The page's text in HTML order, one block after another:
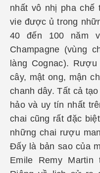
nhất vô nhị pha chế
vie được ủ trong
40 đến 100 năm
Champagne (vùng
làng Cognac).
cây, mật ong, mận
chanh dây. Tất cả
hảo và uy tín nhất
chai cũng rất đặc
những chai rượu
Đấy là bản sao của
Emile Remy